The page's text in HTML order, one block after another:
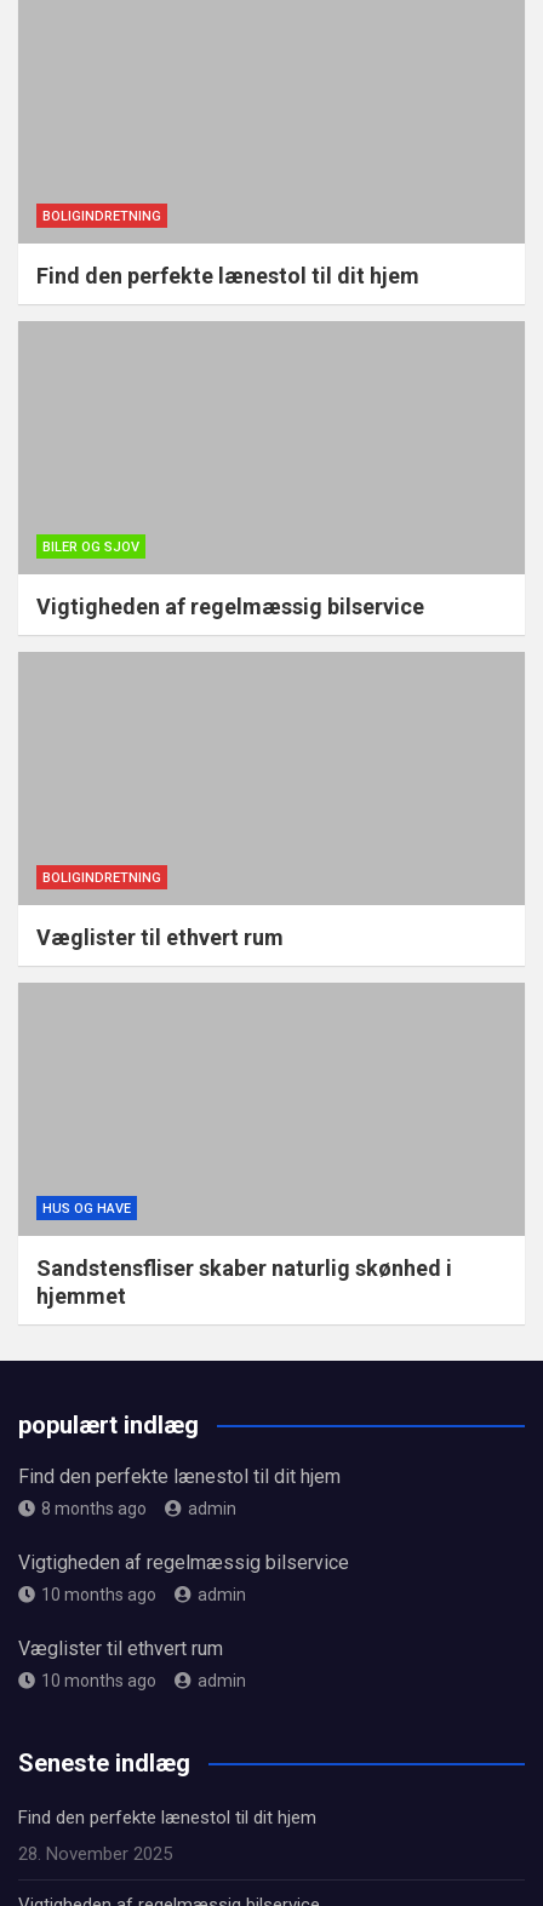
BOLIGINDRETNING
Find den perfekte lænestol til dit hjem
BILER OG SJOV
Vigtigheden af regelmæssig bilservice
BOLIGINDRETNING
Væglister til ethvert rum
HUS OG HAVE
Sandstensfliser skaber naturlig skønhed i
hjemmet
populært indlæg
Find den perfekte lænestol til dit hjem
8 months ago admin
Vigtigheden af regelmæssig bilservice
10 months ago admin
Væglister til ethvert rum
10 months ago admin
Seneste indlæg
Find den perfekte lænestol til dit hjem
28. November 2025